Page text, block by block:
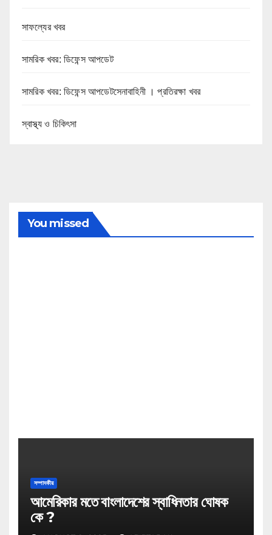
সাফল্যের খবর
সামরিক খবর: ডিফেন্স আপডেট
সামরিক খবর: ডিফেন্স আপডেটসেনাবাহিনী । প্রতিরক্ষা খবর
স্বাস্থ্য ও চিকিৎসা
You missed
সম্পাদকীয়
আমেরিকার মতে বাংলাদেশের স্বাধিনতার ঘোষক
কে ?